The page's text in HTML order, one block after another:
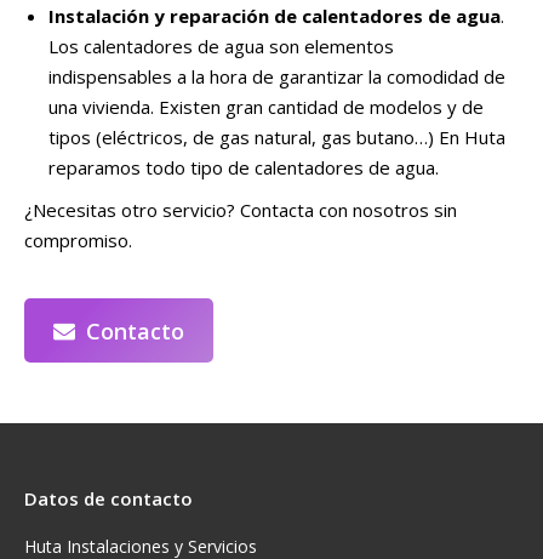
Instalación y reparación de calentadores de agua.
Los calentadores de agua son elementos
indispensables a la hora de garantizar la comodidad de
una vivienda. Existen gran cantidad de modelos y de
tipos (eléctricos, de gas natural, gas butano…) En Huta
reparamos todo tipo de calentadores de agua.
¿Necesitas otro servicio? Contacta con nosotros sin
compromiso.
Contacto
Datos de contacto
Huta Instalaciones y Servicios